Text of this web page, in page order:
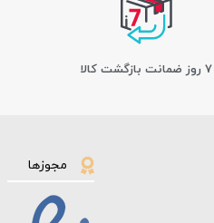
7 روز ضمانت بازگشت کالا
مجوزها